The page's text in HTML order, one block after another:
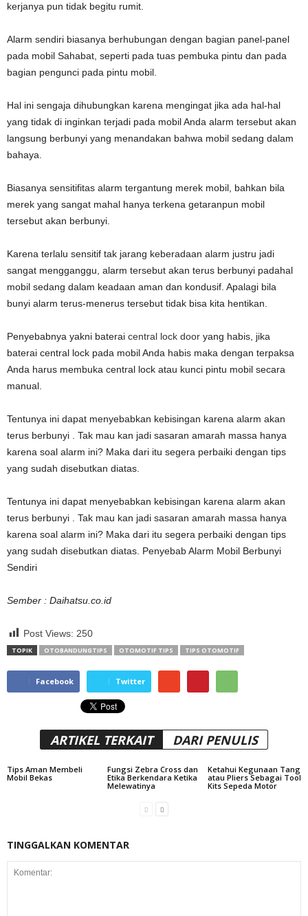
kerjanya pun tidak begitu rumit.
Alarm sendiri biasanya berhubungan dengan bagian panel-panel
pada mobil Sahabat, seperti pada tuas pembuka pintu dan pada
bagian pengunci pada pintu mobil.
Hal ini sengaja dihubungkan karena mengingat jika ada hal-hal
yang tidak di inginkan terjadi pada mobil Anda alarm tersebut akan
langsung berbunyi yang menandakan bahwa mobil sedang dalam
bahaya.
Biasanya sensitifitas alarm tergantung merek mobil, bahkan bila
merek yang sangat mahal hanya terkena getaranpun mobil
tersebut akan berbunyi.
Karena terlalu sensitif tak jarang keberadaan alarm justru jadi
sangat mengganggu, alarm tersebut akan terus berbunyi padahal
mobil sedang dalam keadaan aman dan kondusif. Apalagi bila
bunyi alarm terus-menerus tersebut tidak bisa kita hentikan.
Penyebabnya yakni baterai central lock door yang habis, jika
baterai central lock pada mobil Anda habis maka dengan terpaksa
Anda harus membuka central lock atau kunci pintu mobil secara
manual.
Tentunya ini dapat menyebabkan kebisingan karena alarm akan
terus berbunyi . Tak mau kan jadi sasaran amarah massa hanya
karena soal alarm ini? Maka dari itu segera perbaiki dengan tips
yang sudah disebutkan diatas.
Tentunya ini dapat menyebabkan kebisingan karena alarm akan
terus berbunyi . Tak mau kan jadi sasaran amarah massa hanya
karena soal alarm ini? Maka dari itu segera perbaiki dengan tips
yang sudah disebutkan diatas. Penyebab Alarm Mobil Berbunyi
Sendiri
Sember : Daihatsu.co.id
Post Views: 250
TOPIK OTOBANDUNGTIPS OTOMOTIF TIPS TIPS OTOMOTIF
Facebook Twitter
ARTIKEL TERKAIT DARI PENULIS
Tips Aman Membeli
Mobil Bekas
Fungsi Zebra Cross dan
Etika Berkendara Ketika
Melewatinya
Ketahui Kegunaan Tang
atau Pliers Sebagai Tool
Kits Sepeda Motor
TINGGALKAN KOMENTAR